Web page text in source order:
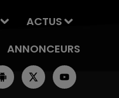
ACTUS
ANNONCEURS